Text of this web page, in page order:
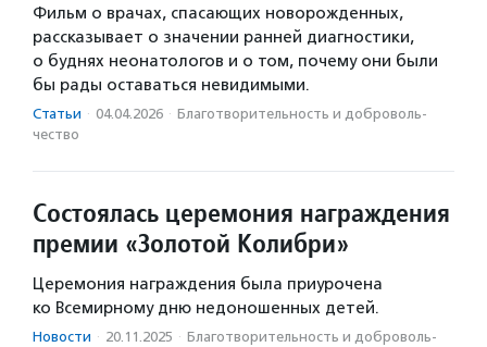
Фильм о врачах, спасающих новорожденных,
рассказывает о значении ранней диагностики,
о буднях неонатологов и о том, почему они были
бы рады оставаться невидимыми.
Статьи · 04.04.2026 · Благотвори­тель­ность и доброволь­
чест­во
Состоялась церемония награждения
премии «Золотой Колибри»
Церемония награждения была приурочена
ко Всемирному дню недоношенных детей.
Новости · 20.11.2025 · Благотвори­тель­ность и доброволь­